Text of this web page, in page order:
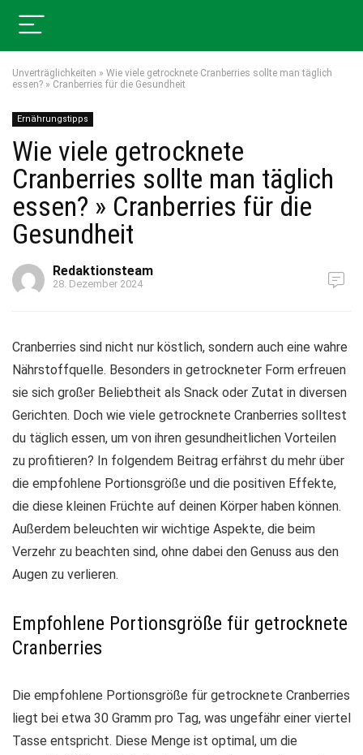
Unverträglichkeiten » Wie viele getrocknete Cranberries sollte man täglich
essen? » Cranberries für die Gesundheit
Ernährungstipps
Wie viele getrocknete
Cranberries sollte man täglich
essen? » Cranberries für die
Gesundheit
Redaktionsteam
28. Dezember 2024
Cranberries sind nicht nur köstlich, sondern auch eine wahre
Nährstoffquelle. Besonders in getrockneter Form erfreuen
sie sich großer Beliebtheit als Snack oder Zutat in diversen
Gerichten. Doch wie viele getrocknete Cranberries solltest
du täglich essen, um von ihren gesundheitlichen Vorteilen
zu profitieren? In folgendem Beitrag erfährst du mehr über
die empfohlene Portionsgröße und die positiven Effekte,
die diese kleinen Früchte auf deinen Körper haben können.
Außerdem beleuchten wir wichtige Aspekte, die beim
Verzehr zu beachten sind, ohne dabei den Genuss aus den
Augen zu verlieren.
Empfohlene Portionsgröße für getrocknete
Cranberries
Die empfohlene Portionsgröße für getrocknete Cranberries
liegt bei etwa 30 Gramm pro Tag, was ungefähr einer viertel
Tasse entspricht. Diese Menge ist optimal, um die